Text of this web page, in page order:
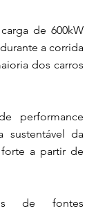
de 600kW
a corrida
dos carros
performance
sustentável da
a partir de
de fontes